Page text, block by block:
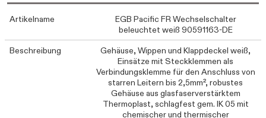
Artikelname
EGB Pacific FR Wechselschalter
beleuchtet weiß 90591163-DE
Beschreibung
Gehäuse, Wippen und Klappdeckel weiß,
Einsätze mit Steckklemmen als
Verbindungsklemme für den Anschluss von
starren Leitern bis 2,5mm², robustes
Gehäuse aus glasfaserverstärktem
Thermoplast, schlagfest gem. IK 05 mit
chemischer und thermischer